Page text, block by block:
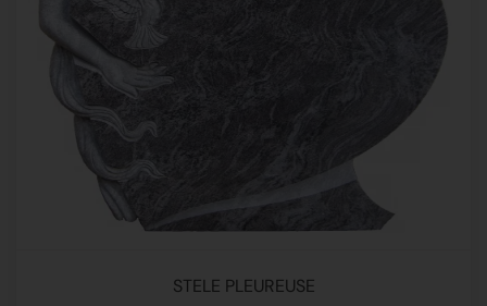
STELE PLEUREUSE